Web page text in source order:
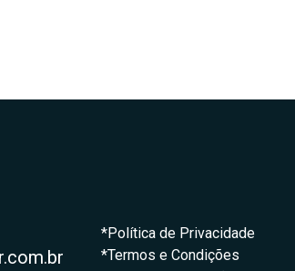
*Política de Privacidade
*Termos e Condições